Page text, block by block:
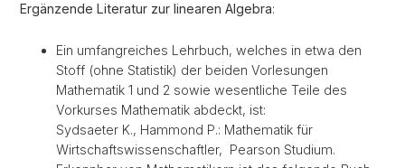
Ergänzende Literatur zur linearen Algebra:
Ein umfangreiches Lehrbuch, welches in etwa den
Stoff (ohne Statistik) der beiden Vorlesungen
Mathematik 1 und 2 sowie wesentliche Teile des
Vorkurses Mathematik abdeckt, ist:
Sydsaeter K., Hammond P.: Mathematik für
Wirtschaftswissenschaftler, Pearson Studium.